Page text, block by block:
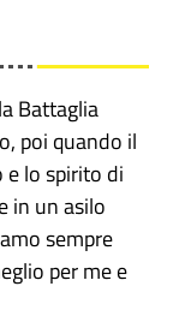
Battaglia
poi quando il
e lo spirito di
in un asilo
sempre
per me e